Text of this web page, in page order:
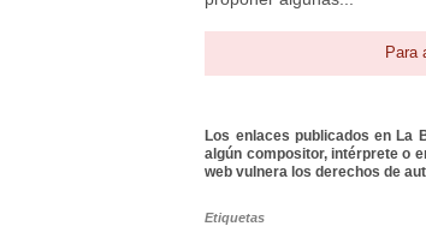
Para
Los enlaces publicados en La
algún compositor, intérprete o
web vulnera los derechos de
Etiquetas